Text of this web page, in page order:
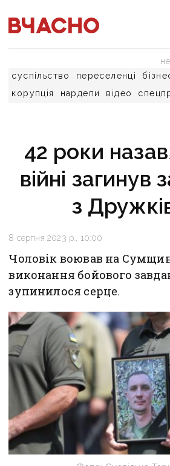
суспільство переселенці
корупція
нардепи відео
42 роки
війні загинув
з
8 серпня 2023 р., 10:00
Чоловік воював на
виконання бойового
зупинилося серце.